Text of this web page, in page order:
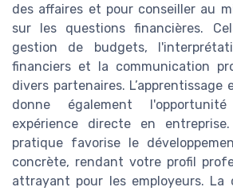
des affaires et pour conseiller au
sur les questions financières.
gestion de budgets,
financiers et la communication
divers partenaires. L’apprentissage
donne également
expérience directe en
pratique favorise le
concrète, rendant votre profil
attrayant pour les employeurs. La